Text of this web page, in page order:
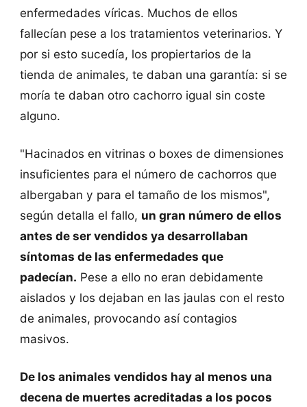
enfermedades víricas. Muchos de ellos
fallecían pese a los tratamientos veterinarios. Y
por si esto sucedía, los propiertarios de la
tienda de animales, te daban una garantía: si se
moría te daban otro cachorro igual sin coste
alguno.
"Hacinados en vitrinas o boxes de dimensiones
insuficientes para el número de cachorros que
albergaban y para el tamaño de los mismos",
según detalla el fallo, un gran número de ellos
antes de ser vendidos ya desarrollaban
síntomas de las enfermedades que
padecían. Pese a ello no eran debidamente
aislados y los dejaban en las jaulas con el resto
de animales, provocando así contagios
masivos.
De los animales vendidos hay al menos una
decena de muertes acreditadas a los pocos